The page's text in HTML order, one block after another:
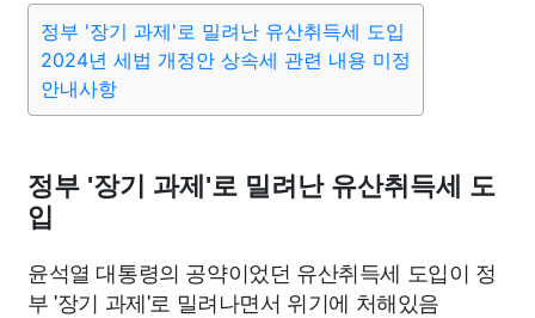
요리 상품리뷰 원예 금융 게임 스포츠
자동차
종교 사회 정치 건강 의료 의학 경제 마케팅
부동산
정부 '장기 과제'로 밀려난 유산취득세 도입
2024년 세법 개정안 상속세 관련 내용 미정
안내사항
정부 '장기 과제'로 밀려난 유산취득세 도
입
윤석열 대통령의 공약이었던 유산취득세 도입이 정
부 '장기 과제'로 밀려나면서 위기에 처해있음